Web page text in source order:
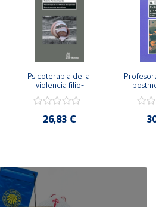
Psicoterapia de la
violencia filio-
secreto y la
26,83 €